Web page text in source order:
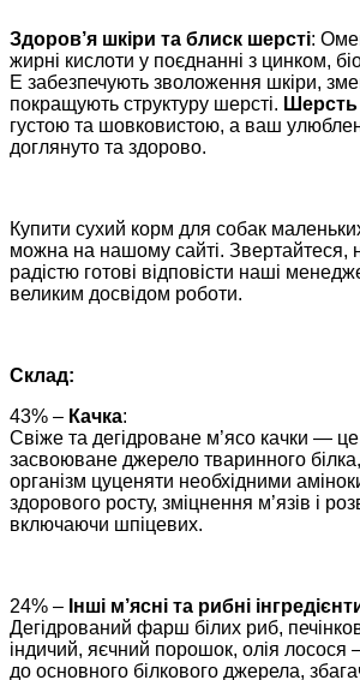
Здоров’я шкіри та блиск шерсті:
жирні кислоти у поєднанні з цинком,
Е забезпечують зволоження шкіри,
покращують структуру шерсті. Шерсть
густою та шовковистою, а ваш
доглянуто та здорово.
Купити сухий корм для собак
можна на нашому сайті. Звертайтеся,
радістю готові відповісти наші
великим досвідом роботи.
Склад:
43% – Качка:
Свіже та дегідроване м’ясо качки —
засвоюване джерело тваринного
організм цуценяти необхідними
здорового росту, зміцнення м’язів і
включаючи шпіцевих.
24% – Інші м’ясні та рибні
Дегідрований фарш білих риб,
індичий, яєчний порошок, олія
до основного білкового джерела,